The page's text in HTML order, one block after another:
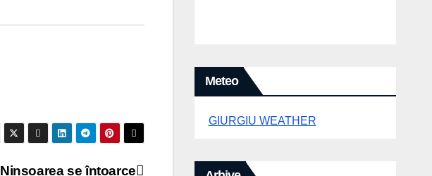
Ninsoarea se întoarce
Meteo
GIURGIU WEATHER